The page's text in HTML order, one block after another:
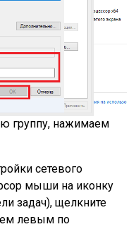
группу, нажимаем
сетевого
мыши на иконку
задач), щелкните
левым по